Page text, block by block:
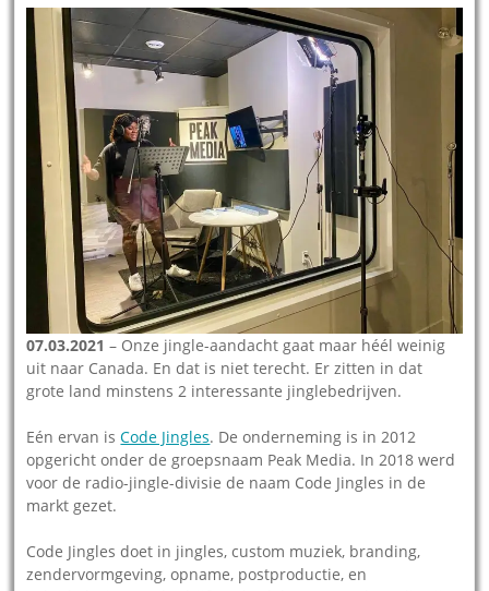
07.03.2021 – Onze jingle-aandacht gaat maar héél weinig
uit naar Canada. En dat is niet terecht. Er zitten in dat
grote land minstens 2 interessante jinglebedrijven.
Eén ervan isCode Jingles. De onderneming is in 2012
opgericht onder de groepsnaam Peak Media. In 2018 werd
voor de radio-jingle-divisie de naam Code Jingles in de
markt gezet.
Code Jingles doet in jingles, custom muziek, branding,
zendervormgeving, opname, postproductie, en